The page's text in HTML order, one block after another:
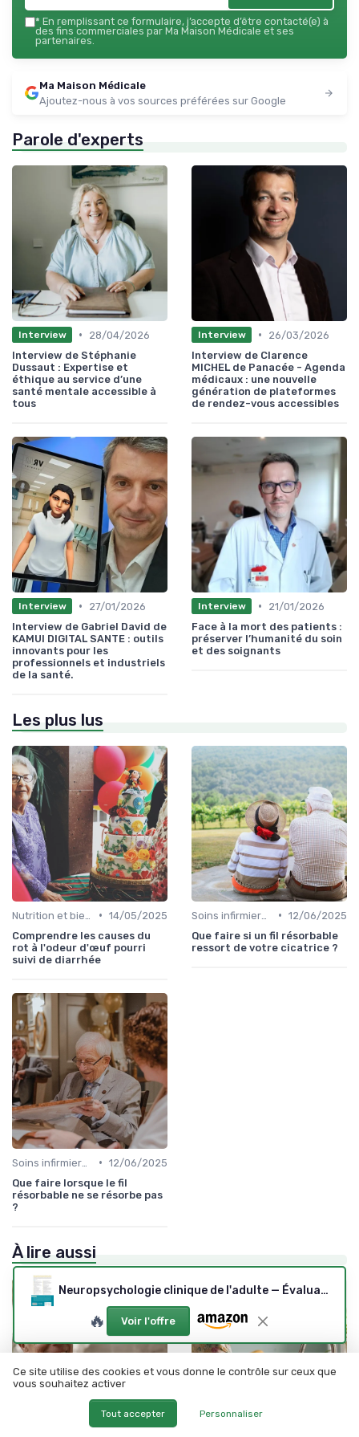
* En remplissant ce formulaire, j’accepte d’être contacté(e) à
des fins commerciales par Ma Maison Médicale et ses
partenaires.
Ma Maison Médicale
Ajoutez-nous à vos sources préférées sur Google
Parole d'experts
Interview •
28/04/2026
Interview de Stéphanie
Dussaut : Expertise et
éthique au service d’une
santé mentale accessible à
tous
Interview •
26/03/2026
Interview de Clarence
MICHEL de Panacée - Agenda
médicaux : une nouvelle
génération de plateformes
de rendez-vous accessibles
Interview •
27/01/2026
Interview de Gabriel David de
KAMUI DIGITAL SANTE : outils
innovants pour les
professionnels et industriels
de la santé.
Interview •
21/01/2026
Face à la mort des patients :
préserver l’humanité du soin
et des soignants
Les plus lus
• 14/05/2025
Comprendre les causes du
rot à l'odeur d'œuf pourri
suivi de diarrhée
• 12/06/2025
Que faire si un fil résorbable
ressort de votre cicatrice ?
• 12/06/2025
Que faire lorsque le fil
résorbable ne se résorbe pas
?
À lire aussi
Neuropsychologie clinique de l'adulte — Évaluation
🔥 Voir l'offre
Ce site utilise des cookies et vous donne le contrôle sur ceux que
vous souhaitez activer
Tout accepter Personnaliser